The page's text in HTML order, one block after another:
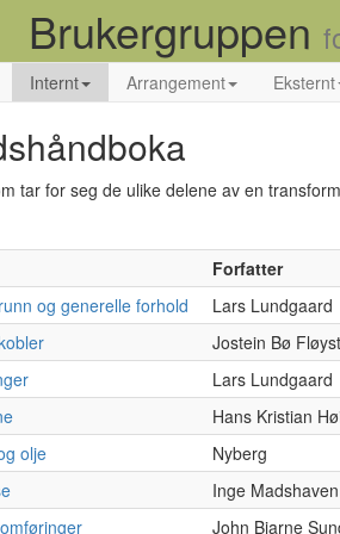
Brukergruppen
Internt Arrangement Eksternt
tar for seg de ulike delene av en
Forfatter
og generelle forhold
Lars Lundgaard
Jostein Bø
Lars Lundgaard
Hans Kristian
olje
Nyberg
Inge
John Bjarne